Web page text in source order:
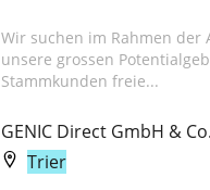
Wir suchen im Rahmen der
unsere grossen
Stammkunden freie...
GENIC Direct GmbH &
Trier